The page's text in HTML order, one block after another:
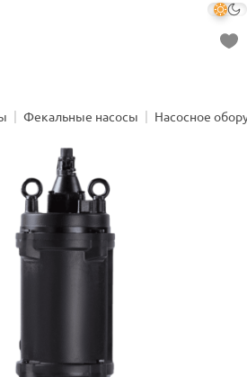
Фекальные насосы Насосное